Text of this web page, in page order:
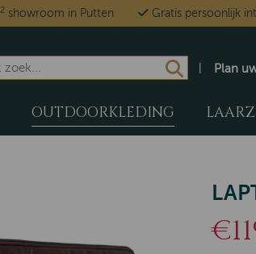
2 showroom in Putten Gratis persoonlijk
Plan
OUTDOORKLEDING